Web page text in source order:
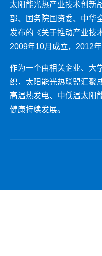
太阳能光热产业技术创新
部、国务院国资委、中华
发布的《关于推动产业技
2009年10月成立，2012
作为一个由相关企业、大
织，太阳能光热联盟汇聚
高温热发电、中低温太阳
健康持续发展。